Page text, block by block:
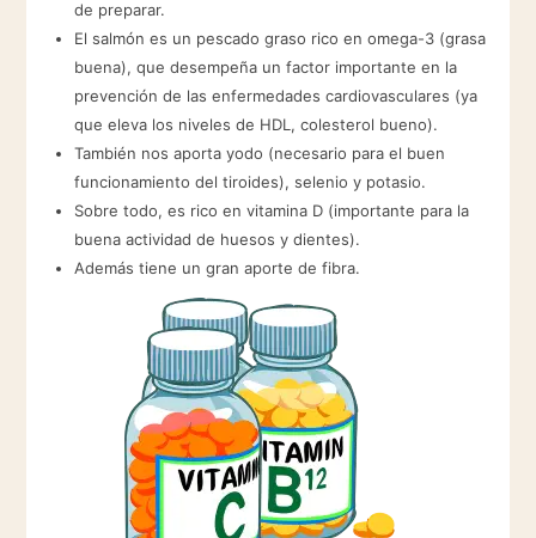
de preparar.
El salmón es un pescado graso rico en omega-3 (grasa
buena), que desempeña un factor importante en la
prevención de las enfermedades cardiovasculares (ya
que eleva los niveles de HDL, colesterol bueno).
También nos aporta yodo (necesario para el buen
funcionamiento del tiroides), selenio y potasio.
Sobre todo, es rico en vitamina D (importante para la
buena actividad de huesos y dientes).
Además tiene un gran aporte de fibra.